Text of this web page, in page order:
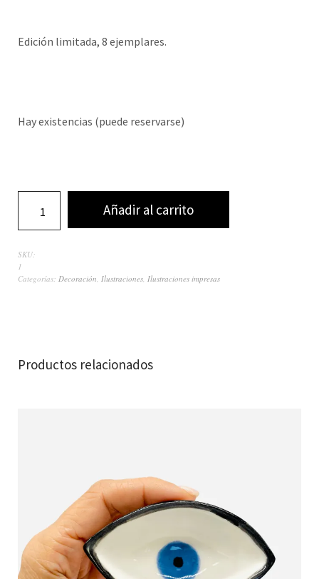
Edición limitada, 8 ejemplares.
Hay existencias (puede reservarse)
Añadir al carrito
SKU:
1
Categorías: Decoración Ilustraciones Ilustraciones impresas
Productos relacionados